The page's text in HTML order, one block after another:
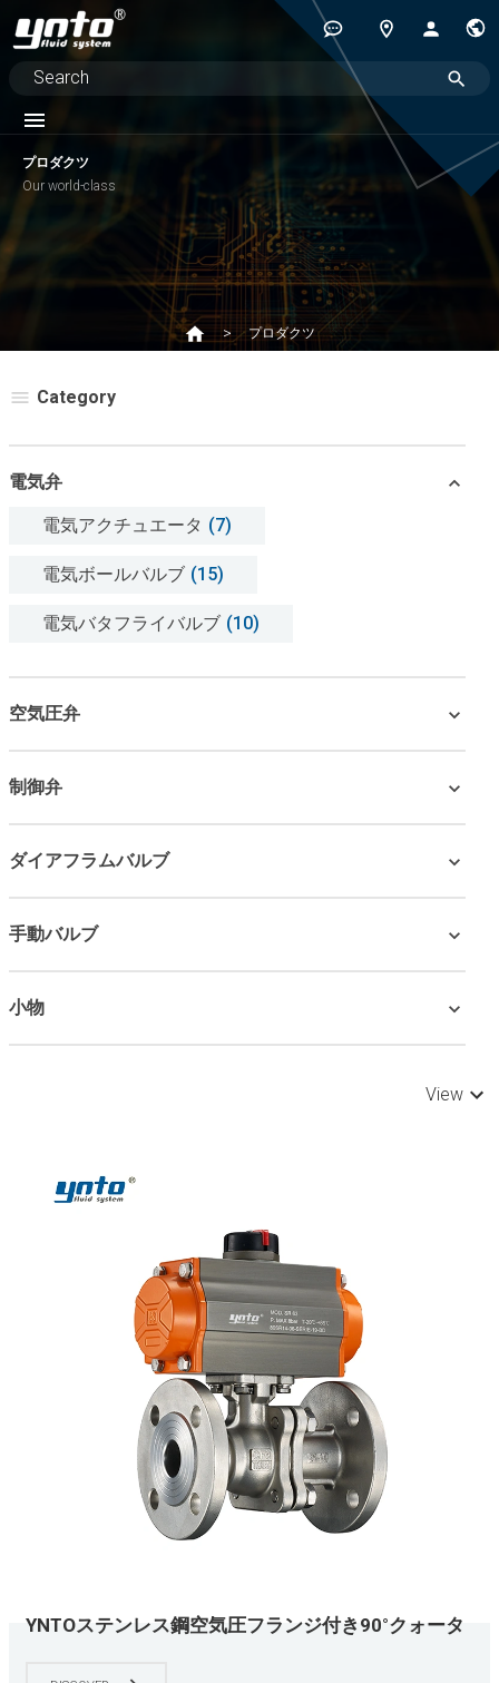
プロダクツ
Our world-class
プロダクツ
Category
電気弁
電気アクチュエータ (7)
電気ボールバルブ (15)
電気バタフライバルブ (10)
空気圧弁
制御弁
ダイアフラムバルブ
手動バルブ
小物
View
YNTOステンレス鋼空気圧フランジ付き90°クォータ